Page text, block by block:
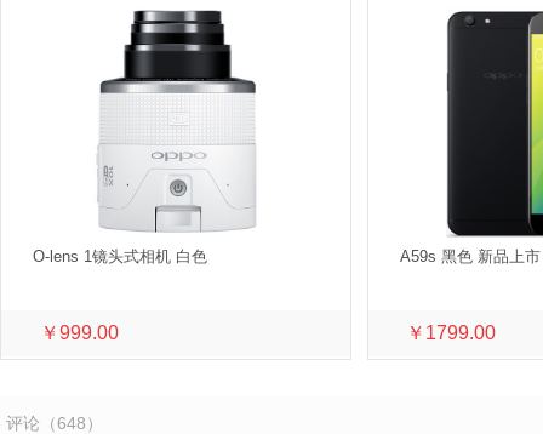
O-lens 1镜头式相机 白色
￥999.00
A59s 黑色 新品上市
￥1799.00
评论（648）